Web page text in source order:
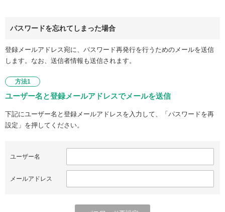
パスワードを忘れてしまった場合
登録メールアドレス宛に、パスワード再発行を行うためのメールを送信
します。なお、送信者情報も送信されます。
方法1
ユーザー名と登録メールアドレスでメールを送信
下記にユーザー名と登録メールアドレスを入力して、「パスワードを再
設定」を押してください。
ユーザー名
メールアドレス